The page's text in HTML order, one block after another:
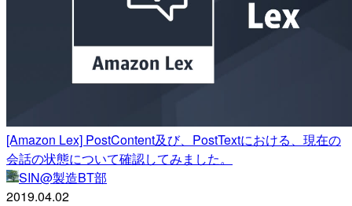
[Amazon Lex] PostContent及び、PostTextにおける、現在の
会話の状態について確認してみました。
SIN@製造BT部
2019.04.02